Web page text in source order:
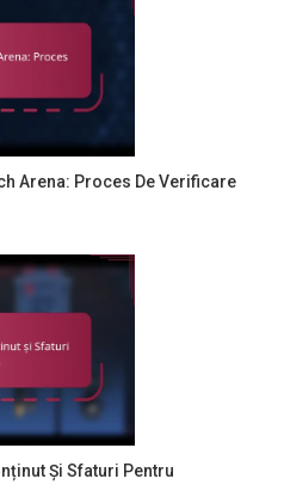
Arena: Proces De Verificare
Și Sfaturi Pentru